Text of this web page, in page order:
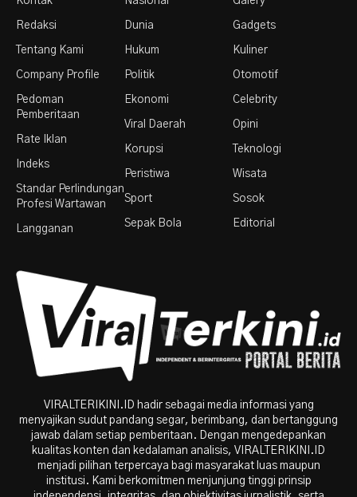
Redaksi
Tentang Kami
Company Profile
Pedoman
Pemberitaan
Rate Iklan
Indeks
Standar Perlindungan
Profesi Wartawan
Langganan
Dunia
Hukum
Politik
Ekonomi
Viral Daerah
Korupsi
Peristiwa
Sport
Sepak Bola
Gadgets
Kuliner
Otomotif
Celebrity
Opini
Teknologi
Wisata
Sosok
Editorial
VIRALTERIKINI.ID hadir sebagai media informasi yang
menyajikan sudut pandang segar, berimbang, dan bertanggung
jawab dalam setiap pemberitaan. Dengan mengedepankan
kualitas konten dan kedalaman analisis, VIRALTERIKINI.ID
menjadi pilihan terpercaya bagi masyarakat luas maupun
institusi. Kami berkomitmen menjunjung tinggi prinsip